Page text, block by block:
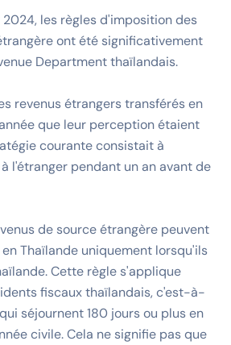
2024, les règles d'imposition des
ont été significativement
Department thaïlandais.
revenus étrangers transférés en
que leur perception étaient
courante consistait à
l'étranger pendant un an avant de
de source étrangère peuvent
Thaïlande uniquement lorsqu'ils
Cette règle s'applique
fiscaux thaïlandais, c'est-à-
séjournent 180 jours ou plus en
civile. Cela ne signifie pas que